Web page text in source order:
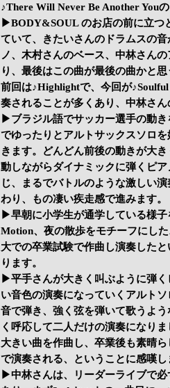
♪There Will Never Be Another You
▶BODY&SOUL のお店の前に立つ
ていて、きたいさんのドラムスの
ノ、木村さんのベース、中林さん
り、最後はこの曲が最後の曲かと
前回は♪Highlightで、今回が
奏されることが多くあり、中林さ
▶ブラジル語でサッカー選手の動
でゆったりとアルトサックスソロ
きます。どんどん前後の動きが大
動しながらダイナミックに弾くピ
じ、まるでバトルのような激しい
わり、もの凄い疾走感で進みます。
▶早朝に小学生が通学している様
Motion、夜の散歩をモチーフにし
大での卒業試験で作曲し演奏した
ります。
▶平手さんが大きく叫ぶように弾
い音色の演奏になっていくアルト
音で弾き、強く弦を弾いて歌うよ
く呼応して二人だけの演奏になり
大きい曲を作曲し、卒業後も素晴
で演奏される、ということに感嘆し
▶中林さんは、リーダーライブで